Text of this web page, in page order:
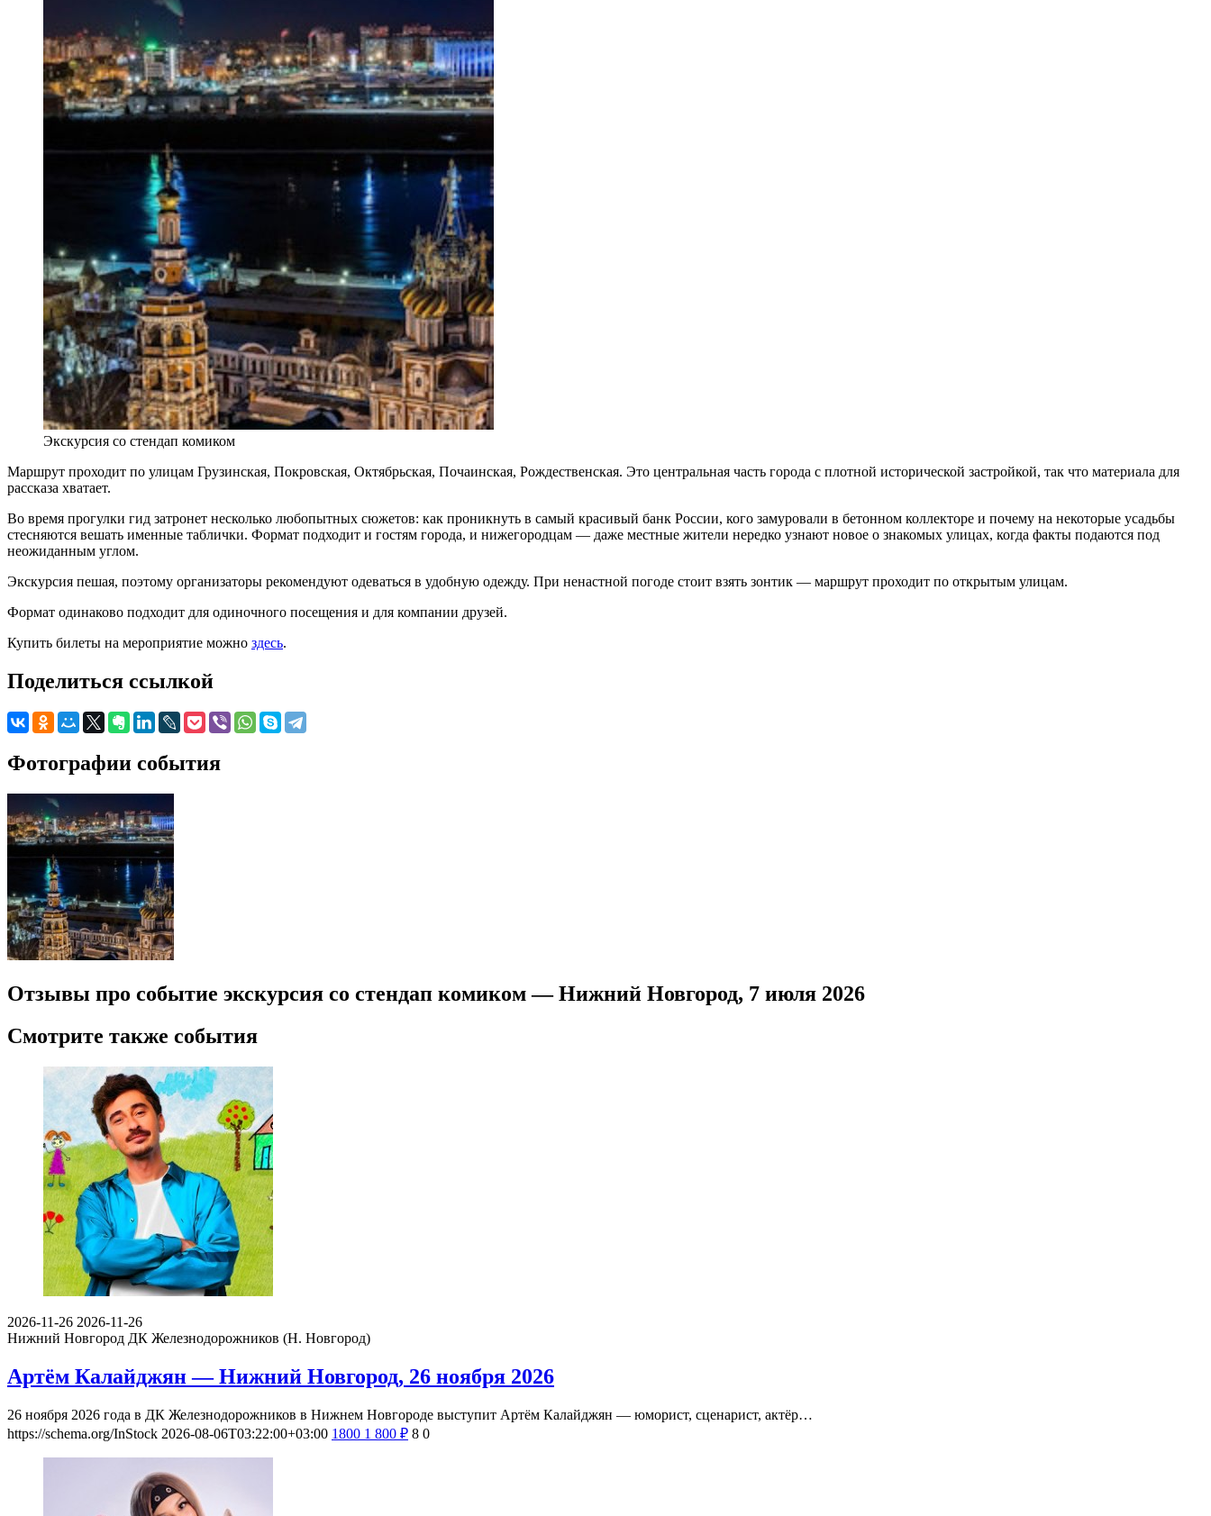
Экскурсия со стендап комиком
Маршрут проходит по улицам Грузинская, Покровская, Октябрьская, Почаинская, Рождественская. Это центральная часть города с плотной исторической застройкой, так что материала для
рассказа хватает.
Во время прогулки гид затронет несколько любопытных сюжетов: как проникнуть в самый красивый банк России, кого замуровали в бетонном коллекторе и почему на некоторые усадьбы
стесняются вешать именные таблички. Формат подходит и гостям города, и нижегородцам — даже местные жители нередко узнают новое о знакомых улицах, когда факты подаются под
неожиданным углом.
Экскурсия пешая, поэтому организаторы рекомендуют одеваться в удобную одежду. При ненастной погоде стоит взять зонтик — маршрут проходит по открытым улицам.
Формат одинаково подходит для одиночного посещения и для компании друзей.
Купить билеты на мероприятие можно здесь.
Поделиться ссылкой
Фотографии события
Отзывы про событие экскурсия со стендап комиком — Нижний Новгород, 7 июля 2026
Смотрите также события
2026-11-26 2026-11-26
Нижний Новгород ДК Железнодорожников (Н. Новгород)
Артём Калайджян — Нижний Новгород, 26 ноября 2026
26 ноября 2026 года в ДК Железнодорожников в Нижнем Новгороде выступит Артём Калайджян — юморист, сценарист, актёр…
https://schema.org/InStock 2026-08-06T03:22:00+03:00 1800 1 800 ₽ 8 0